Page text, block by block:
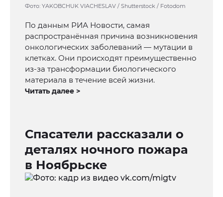
Фото: YAKOBCHUK VIACHESLAV / Shutterstock / Fotodom
По данным РИА Новости, самая
распространённая причина возникновения
онкологических заболеваний — мутации в
клетках. Они происходят преимущественно
из-за трансформации биологического
материала в течение всей жизни.
Читать далее >
Спасатели рассказали о
деталях ночного пожара
в Ноябрьске